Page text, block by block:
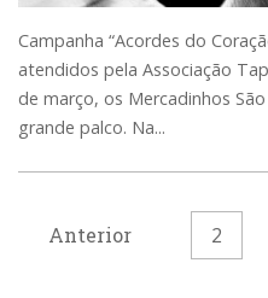
Campanha “Acordes do
atendidos pela Associação
de março, os Mercadinhos
grande palco. Na...
Anterior 2